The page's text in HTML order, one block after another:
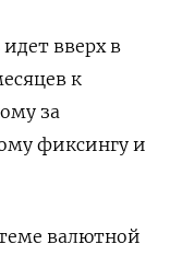
вверх в
к
за
фиксингу и
валютной